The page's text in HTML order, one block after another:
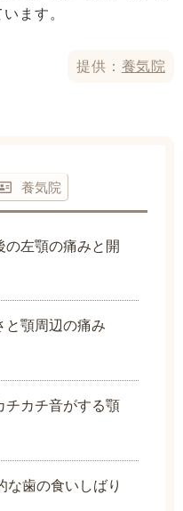
ます。
提供： 養気院
養気院
の左顎の痛みと開
と顎周辺の痛み
チカチ音がする顎
な歯の食いしばり